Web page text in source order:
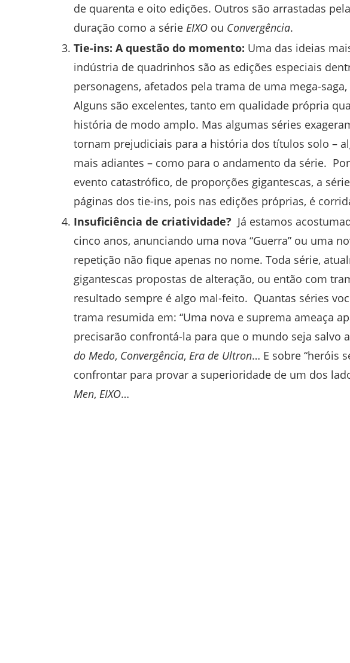
de quarenta e oito edições. Outros são arrastadas
duração como a série EIXO ou Convergência.
Tie-ins: A questão do momento: Uma das ideias
indústria de quadrinhos são as edições especiais
personagens, afetados pela trama de uma mega-
Alguns são excelentes, tanto em qualidade própria
história de modo amplo. Mas algumas séries
tornam prejudiciais para a história dos títulos solo –
mais adiantes – como para o andamento da série.
evento catastrófico, de proporções gigantescas, a
páginas dos tie-ins, pois nas edições próprias, é
Insuficiência de criatividade? Já estamos
cinco anos, anunciando uma nova “Guerra” ou uma
repetição não fique apenas no nome. Toda série,
gigantescas propostas de alteração, ou então com
resultado sempre é algo mal-feito. Quantas séries
trama resumida em: “Uma nova e suprema ameaça
precisarão confrontá-la para que o mundo seja salvo
do Medo, Convergência, Era de Ultron… E sobre “heróis
confrontar para provar a superioridade de um dos
Men, EIXO…